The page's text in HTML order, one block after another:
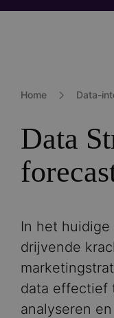
Skip
Home Data-
Data
In het
drijvende
data effectief
analyseren